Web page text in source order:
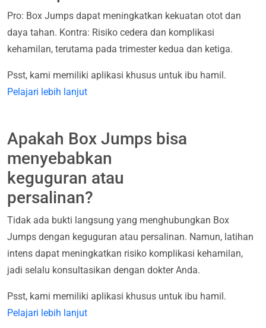
Pro: Box Jumps dapat meningkatkan kekuatan otot dan
daya tahan. Kontra: Risiko cedera dan komplikasi
kehamilan, terutama pada trimester kedua dan ketiga.
Psst, kami memiliki aplikasi khusus untuk ibu hamil.
Pelajari lebih lanjut
Apakah Box Jumps bisa
menyebabkan
keguguran atau
persalinan?
Tidak ada bukti langsung yang menghubungkan Box
Jumps dengan keguguran atau persalinan. Namun, latihan
intens dapat meningkatkan risiko komplikasi kehamilan,
jadi selalu konsultasikan dengan dokter Anda.
Psst, kami memiliki aplikasi khusus untuk ibu hamil.
Pelajari lebih lanjut